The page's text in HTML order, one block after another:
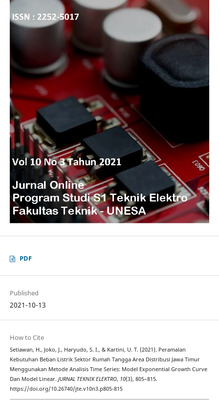
PDF
Published
2021-10-13
How to Cite
Setiawan, H., Joko, J., Haryudo, S. I., & Kartini, U. T. (2021). Peramalan
Kebutuhan Beban Listrik Sektor Rumah Tangga Area Distribusi Jawa Timur
Menggunakan Metode Analisis Time Series: Model Exponential Growth Curve
Dan Model Linear. JURNAL TEKNIK ELEKTRO, 10(3), 805–815.
https://doi.org/10.26740/jte.v10n3.p805-815